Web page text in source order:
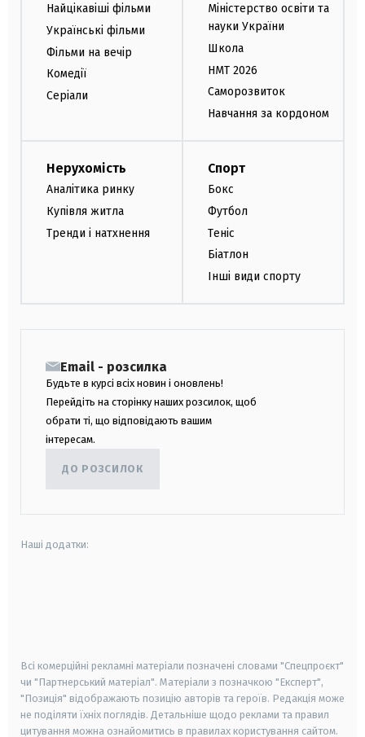
Найцікавіші фільми
Українські фільми
Фільми на вечір
Комедії
Серіали
Міністерство освіти та
науки України
Школа
НМТ 2026
Саморозвиток
Навчання за кордоном
Нерухомість
Аналітика ринку
Купівля житла
Тренди і натхнення
Спорт
Бокс
Футбол
Теніс
Біатлон
Інші види спорту
Email - розсилка
Будьте в курсі всіх новин і оновлень!
Перейдіть на сторінку наших розсилок, щоб
обрати ті, що відповідають вашим
інтересам.
ДО РОЗСИЛОК
Наші додатки:
Всі комерційні рекламні матеріали позначені словами "Спецпроєкт"
чи "Партнерський матеріал". Матеріали з позначкою "Експерт",
"Позиція" відображають позицію авторів та героїв. Редакція може
не поділяти їхніх поглядів. Детальніше щодо реклами та правил
цитування можна ознайомитись в правилах користування сайтом.